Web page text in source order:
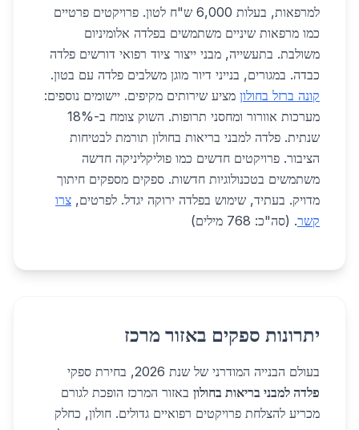
למרפאות, בעלות 6,000 ש"ח לטון. פרויקטים פרטיים
כמו מרפאות שיניים משתמשים בפלדה אלומיניום
משולבת. בתעשייה, מבני ייצור ציוד רפואי דורשים פלדה
כבדה. במגורים, בנייני דיור מוגן משלבים פלדה עם בטון.
קונה ברזל בחולון מציע שירותים מקיפים. יישומים נוספים:
מערכות אוורור ומחסני תרופות. השוק צומח ב-18%
שנתית. פלדה למבני בריאות בחולון תורמת לבטיחות
הציבור. פרויקטים חדשים כמו פוליקליניקה חדשה
משתמשים בטכנולוגיות חדשות. ספקים מספקים חיתוך
מדויק. בעתיד, שימוש בפלדה ירוקה יגדל. לפרטים, צרו
קשר. (סה"כ: 768 מילים)
יתרונות ספקים באזור מרכז
בעולם הבנייה המודרני של שנת 2026, בחירת ספקי
פלדה למבני בריאות בחולון באזור המרכז הופכת לגורם
מכריע להצלחת פרויקטים רפואיים גדולים. חולון, כחלק